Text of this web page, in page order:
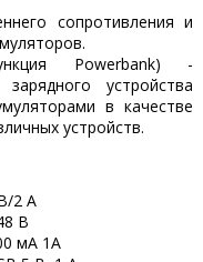
сопротивления и
Powerbank) -
устройства
в качестве
устройств.
2 А
В
мА 1А